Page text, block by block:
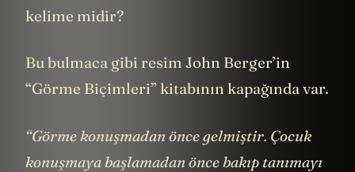
kelime midir?
Bu bulmaca gibi resim John Berger’in
“Görme Biçimleri” kitabının kapağında var.
“Görme konuşmadan önce gelmiştir. Çocuk
konuşmaya başlamadan önce bakıp tanımayı